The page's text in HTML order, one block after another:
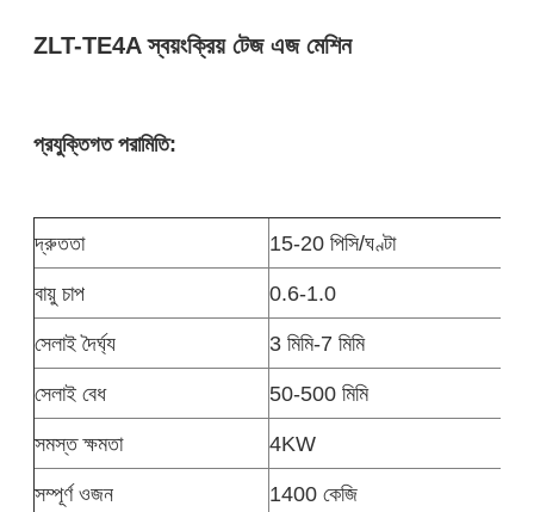
ZLT-TE4A স্বয়ংক্রিয় টেজ এজ মেশিন
প্রযুক্তিগত পরামিতি:
দ্রুততা
15-20 পিসি/ঘণ্টা
বায়ু চাপ
0.6-1.0
সেলাই দৈর্ঘ্য
3 মিমি-7 মিমি
সেলাই বেধ
50-500 মিমি
সমস্ত ক্ষমতা
4KW
সম্পূর্ণ ওজন
1400 কেজি